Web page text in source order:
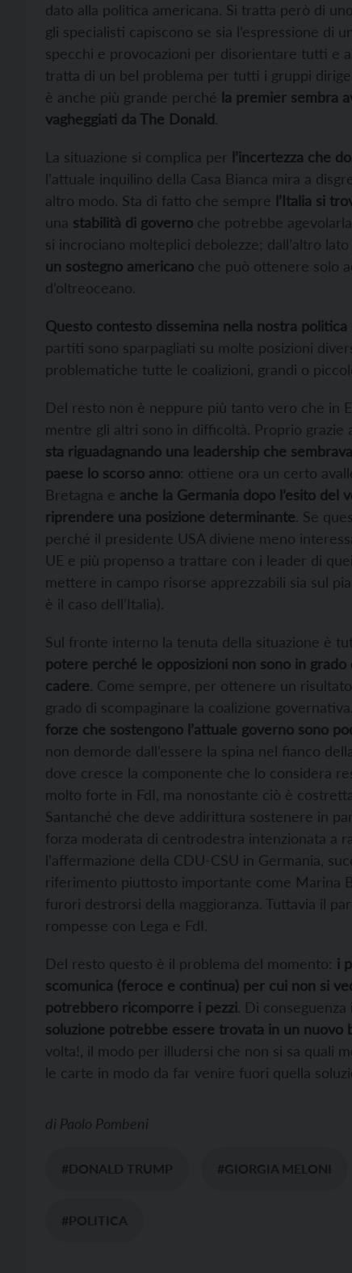
dato alla politica americana. Si tratta però di
gli specialisti capiscono se sia l’espressione di
specchi e provocazioni per disorientare tutti e
tratta di un bel problema per tutti i gruppi
è anche più grande perché la premier sembra
vagheggiati da The Donald.
La situazione si complica per l’incertezza che
l’attuale inquilino della Casa Bianca mira a
altro modo. Sta di fatto che sempre l’Italia si
una stabilità di governo che potrebbe
si incrociano molteplici debolezze; dall’altro lato
un sostegno americano che può ottenere solo
d’oltreoceano.
Questo contesto dissemina nella nostra
partiti sono sparpagliati su molte posizioni
problematiche tutte le coalizioni, grandi o
Del resto non è neppure più tanto vero che in
mentre gli altri sono in difficoltà. Proprio grazie
sta riguadagnando una leadership che
paese lo scorso anno: ottiene ora un certo
Bretagna e anche la Germania dopo l’esito del
riprendere una posizione determinante. Se
perché il presidente USA diviene meno
UE e più propenso a trattare con i leader di
mettere in campo risorse apprezzabili sia sul
è il caso dell’Italia).
Sul fronte interno la tenuta della situazione è
potere perché le opposizioni non sono in
cadere. Come sempre, per ottenere un
grado di scompaginare la coalizione
forze che sostengono l’attuale governo sono
non demorde dall’essere la spina nel fianco
dove cresce la componente che lo considera
molto forte in FdI, ma nonostante ciò è
Santanché che deve addirittura sostenere in
forza moderata di centrodestra intenzionata a
l’affermazione della CDU-CSU in Germania,
riferimento piuttosto importante come Marina
furori destrorsi della maggioranza. Tuttavia il
rompesse con Lega e FdI.
Del resto questo è il problema del momento: i
scomunica (feroce e continua) per cui non si
potrebbero ricomporre i pezzi. Di
soluzione potrebbe essere trovata in un nuovo
volta!, il modo per illudersi che non si sa quali
le carte in modo da far venire fuori quella
di Paolo Pombeni
#DONALD TRUMP #GIORGIA MELONI
#POLITICA